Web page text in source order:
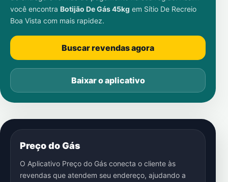
você encontra Botijão De Gás 45kg em Sítio De Recreio
Boa Vista com mais rapidez.
Buscar revendas agora
Baixar o aplicativo
Preço do Gás
O Aplicativo Preço do Gás conecta o cliente às
revendas que atendem seu endereço, ajudando a